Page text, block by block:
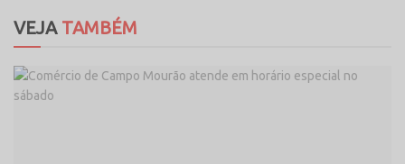
VEJATAMBÉM